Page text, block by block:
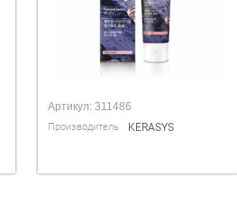
Артикул:311486
Производитель KERASYS